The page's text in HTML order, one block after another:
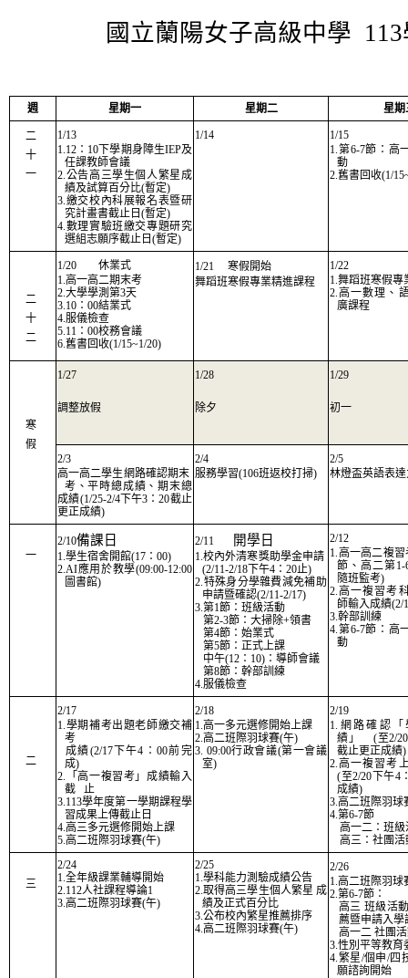
國立蘭陽女子高級中學
週 星期一 星期二 星期
二
十
一
1/13
1.12：10下學期身障生IEP及
任課教師會議
2.公告高三學生個人繁星成
績及試算百分比(暫定)
3.繳交校內科展報名表暨研
究計畫書截止日(暫定)
4.數理實驗班繳交專題研究
選組志願序截止日(暫定)
1/14
1/15
1.第6-7節：高
動
2.舊書回收(1/
二
十
二
1/20
休業式
1.高一高二期末考
2.大學學測第3天
3.10：00結業式
4.服儀檢查
5.11：00校務會議
6.舊書回收(1/15~1/20)
1/21
寒假開始
舞蹈班寒假專業精進課程
1/22
1.舞蹈班寒假專
2.高一數理、
廣課程
寒
假
1/27
調整放假
1/28
除夕
1/29
初一
2/3
高一高二學生網路確認期末
考、平時總成績、期末總
成績(1/25-2/4下午3：20截止
更正成績)
2/4
服務學習(106班返校打掃)
2/5
林燈盃英語表
一
2/10備課日
1.學生宿舍開館(17：00)
2.AI應用於教學(09:00-12:00
圖書館)
2/11 開學日
1.校內外清寒獎助學金申請
(2/11-2/18下午4：20止)
2.特殊身分學雜費減免補助
申請暨確認(2/11-2/17)
3.第1節：班級活動
第2-3節：大掃除+領書
第4節：始業式
第5節：正式上課
中午(12：10)：導師會議
第8節：幹部訓練
4.服儀檢查
2/12
1.高一高二複
節、高二第
隨班監考)
2.高一複習考
師輸入成績(2/
3.幹部訓練
4.第6-7節：高
動
二
2/17
1.學期補考出題老師繳交補
考
成績(2/17下午4：00前完
成)
2.「高一複習考」成績輸入
截 止
3.113學年度第一學期課程學
習成果上傳截止日
4.高三多元選修開始上課
5.高二班際羽球賽(午)
2/18
1.高一多元選修開始上課
2.高二班際羽球賽(午)
3. 09:00行政會議(第一會議
室)
2/19
1.網路確認
績」 (至2/20
截止更正成績)
2.高一複習考
(至2/20下午4
成績)
3.高二班際羽球
4.第6-7節
高一二：班級
高三：社團活
三
2/24
1.全年級課業輔導開始
2.112人社課程導論1
3.高二班際羽球賽(午)
2/25
1.學科能力測驗成績公告
2.取得高三學生個人繁星 成
績及正式百分比
3.公布校內繁星推薦排序
4.高二班際羽球賽(午)
2/26
1.高二班際羽球
2.第6-7節：
高三 班級活
薦暨申請入學
高一二 社團
3.性別平等教育
4.繁星/個申/四
願諮詢開始